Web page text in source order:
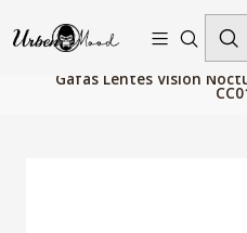
Envío GRATIS desde $60.000
Accesorios de
Gafas Lentes Vision